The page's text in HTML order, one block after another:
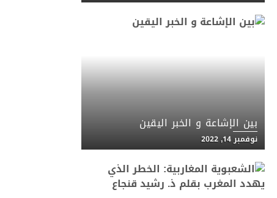
بين الإشاعة و الخبر اليقين
نوفمبر 14, 2022